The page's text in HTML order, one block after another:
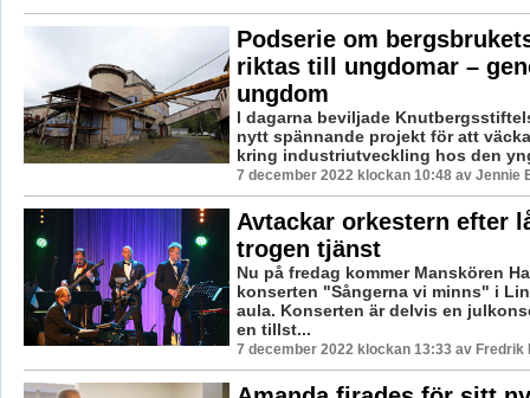
Podserie om
riktas till ungdomar –
ungdom
I dagarna beviljade
nytt spännande projekt för att
kring industriutveckling hos den
7 december 2022 klockan 10:48 av Jennie
Avtackar orkestern efter
trogen tjänst
Nu på fredag kommer Manskören
konserten "Sångerna vi minns" i
aula. Konserten är delvis en
en tillst...
7 december 2022 klockan 13:33 av Fredrik